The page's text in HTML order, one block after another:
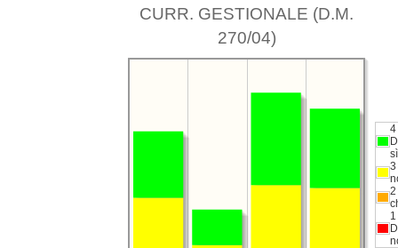
CURR. GESTIONALE (D.M.
270/04)
4
sì
3
2